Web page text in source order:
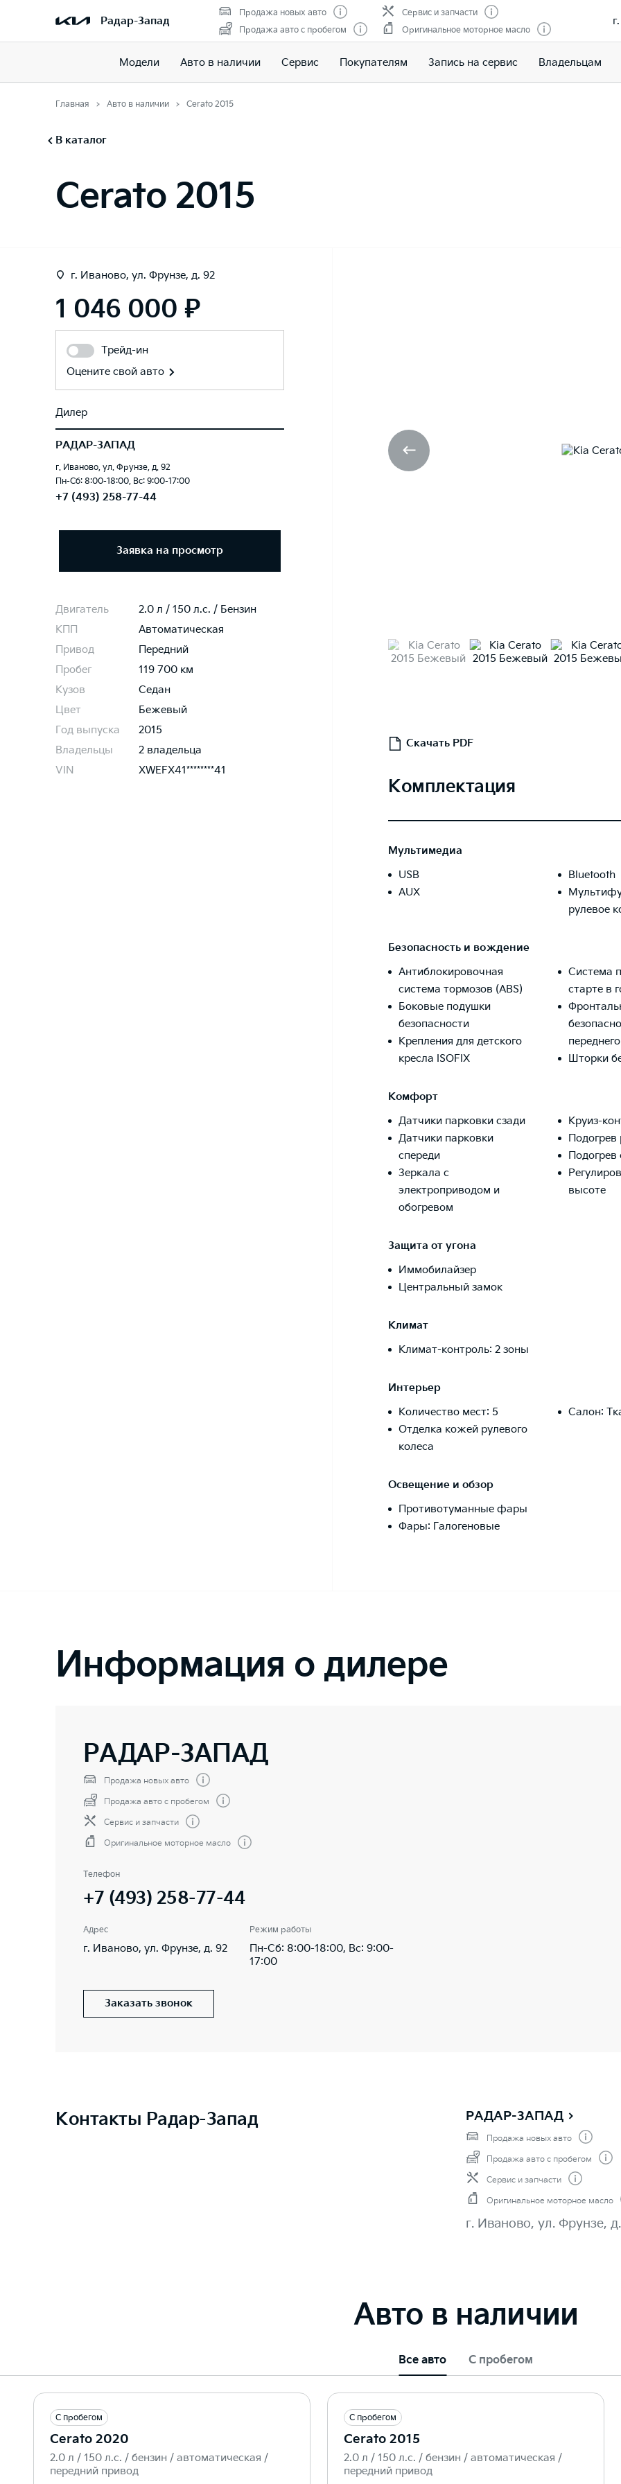
Радар-Запад
Продажа новых авто
Продажа авто с пробегом
Сервис и запчасти
Оригинальное моторное масло
Модели Авто в наличии Сервис Покупателям Запись на сервис Владельцам
Главная Авто в наличии Cerato 2015
В каталог
Cerato 2015
г. Иваново, ул. Фрунзе, д. 92
1 046 000 ₽
Трейд-ин
Оцените свой авто
Дилер
РАДАР-ЗАПАД
г. Иваново, ул. Фрунзе, д. 92
Пн-Сб: 8:00-18:00, Вс: 9:00-17:00
+7 (493) 258-77-44
Заявка на просмотр
Двигатель
2.0 л / 150 л.c. / Бензин
КПП
Автоматическая
Привод
Передний
Пробег
119 700 км
Кузов
Седан
Цвет
Бежевый
Год выпуска
2015
Владельцы
2 владельца
VIN
XWEFX41********41
Скачать PDF
Комплектация
Мультимедиа
USB
AUX
Bluetooth
рулевое
Безопасность и вождение
Антиблокировочная
система тормозов (ABS)
Боковые подушки
безопасности
Крепления для детского
кресла ISOFIX
Система
старте в
Шторки
Комфорт
Датчики парковки сзади
Датчики парковки
спереди
Зеркала с
электроприводом и
обогревом
Круиз-
Подогрев
Подогрев
высоте
Защита от угона
Иммобилайзер
Центральный замок
Климат
Климат-контроль: 2 зоны
Интерьер
Количество мест: 5
Отделка кожей рулевого
колеса
Салон:
Освещение и обзор
Противотуманные фары
Фары: Галогеновые
Информация о дилере
РАДАР-ЗАПАД
Продажа новых авто
Продажа авто с пробегом
Сервис и запчасти
Оригинальное моторное масло
Телефон
+7 (493) 258-77-44
Адрес
г. Иваново, ул. Фрунзе, д. 92
Режим работы
Пн-Сб: 8:00-18:00, Вс: 9:00-
17:00
Заказать звонок
Контакты Радар-Запад РАДАР-ЗАПАД
Продажа новых авто
Продажа авто с пробегом
Сервис и запчасти
Оригинальное моторное масло
г. Иваново, ул. Фрунзе,
Авто в наличии
Все авто С пробегом
С пробегом
Cerato 2020
2.0 л / 150 л.c. / бензин / автоматическая /
передний привод
С пробегом
Cerato 2015
2.0 л / 150 л.c. / бензин / автоматическая /
передний привод